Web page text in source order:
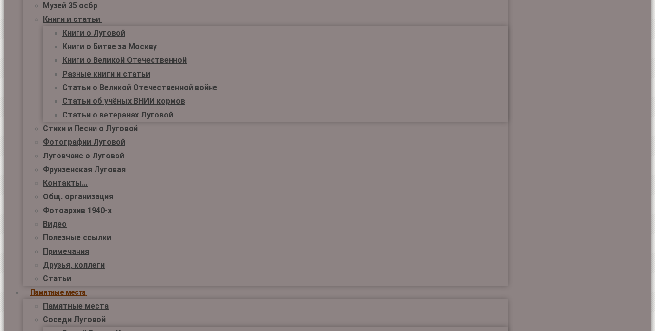
Музей 35 осбр
Книги и статьи
Книги о Луговой
Книги о Битве за Москву
Книги о Великой Отечественной
Разные книги и статьи
Статьи о Великой Отечественной войне
Статьи об учёных ВНИИ кормов
Статьи о ветеранах Луговой
Стихи и Песни о Луговой
Фотографии Луговой
Луговчане о Луговой
Фрунзенская Луговая
Контакты…
Общ. организация
Фотоархив 1940-х
Видео
Полезные ссылки
Примечания
Друзья, коллеги
Статьи
Памятные места
Памятные места
Соседи Луговой